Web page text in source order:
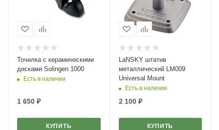
Точилка с керамическими
дисками Solingen 1000
Есть в наличии
1 650 ₽
КУПИТЬ
LaNSKY штатив
металлический LM009
Universal Mount
Есть в наличии
2 100₽
КУПИТЬ